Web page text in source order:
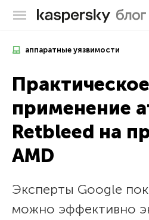
Блог
аппаратные уязвимости
Практическое
применение
Retbleed на
AMD
Эксперты Google
можно эффективно